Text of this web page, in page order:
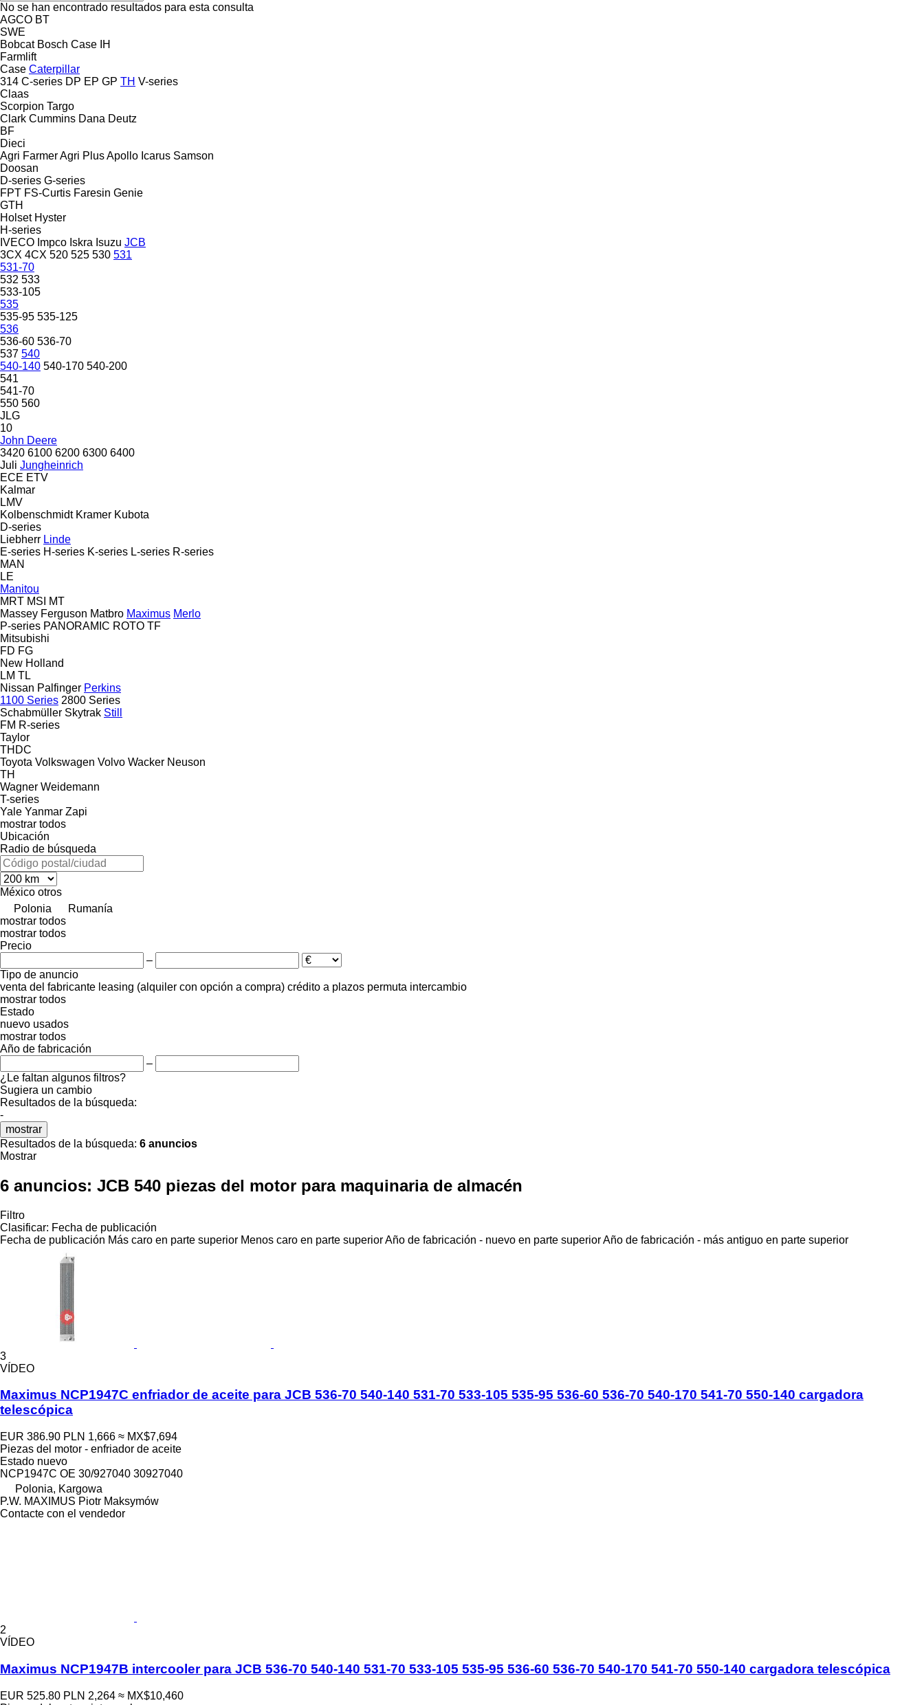
No se han encontrado resultados para esta consulta
AGCO BT
SWE
Bobcat Bosch Case IH
Farmlift
Case Caterpillar
314 C-series DP EP GP TH V-series
Claas
Scorpion Targo
Clark Cummins Dana Deutz
BF
Dieci
Agri FarmerAgri PlusApollo Icarus Samson
Doosan
D-series G-series
FPT FS-Curtis Faresin Genie
GTH
Holset Hyster
H-series
IVECO Impco Iskra Isuzu JCB
3CX 4CX 520 525 530 531
531-70
532 533
533-105
535
535-95 535-125
536
536-60 536-70
537 540
540-140 540-170 540-200
541
541-70
550 560
JLG
10
John Deere
3420 6100 6200 6300 6400
Juli Jungheinrich
ECE ETV
Kalmar
LMV
Kolbenschmidt Kramer Kubota
D-series
Liebherr Linde
E-series H-series K-series L-series R-series
MAN
LE
Manitou
MRT MSI
MT
Massey Ferguson Matbro Maximus Merlo
P-series PANORAMIC ROTO TF
Mitsubishi
FD FG
New Holland
LM TL
Nissan Palfinger Perkins
1100 Series 2800 Series
Schabmüller Skytrak Still
FM R-series
Taylor
THDC
Toyota Volkswagen Volvo Wacker Neuson
TH
Wagner Weidemann
T-series
Yale Yanmar Zapi
mostrar todos
Ubicación
Radio de búsqueda
México otros
Polonia
Rumanía
mostrar todos
mostrar todos
Precio
–
Tipo de anuncio
venta del fabricante leasing (alquiler con opción a compra) crédito a plazos permuta intercambio
mostrar todos
Estado
nuevo usados
mostrar todos
Año de fabricación
–
¿Le faltan algunos filtros?
Sugiera un cambio
Resultados de la búsqueda:
-
mostrar
Resultados de la búsqueda: 6 anuncios
Mostrar
6 anuncios: JCB 540 piezas del motor para maquinaria de almacén
Filtro
Clasificar: Fecha de publicación
Fecha de publicación Más caro en parte superior Menos caro en parte superiorAño de fabricación - nuevo en parte superiorAño de fabricación - más antiguo en parte superior
3
VÍDEO
Maximus NCP1947C enfriador de aceite para JCB 536-70 540-140 531-70 533-105 535-95 536-60 536-70 540-170 541-70 550-140 cargadora
telescópica
EUR 386.90 PLN 1,666 ≈ MX$7,694
Piezas del motor - enfriador de aceite
Estado nuevo
NCP1947C OE 30/927040 30927040
Polonia, Kargowa
P.W. MAXIMUS Piotr Maksymów
Contacte con el vendedor
2
VÍDEO
Maximus NCP1947B intercooler para JCB 536-70 540-140 531-70 533-105 535-95 536-60 536-70 540-170 541-70 550-140 cargadora telescópica
EUR 525.80 PLN 2,264 ≈ MX$10,460